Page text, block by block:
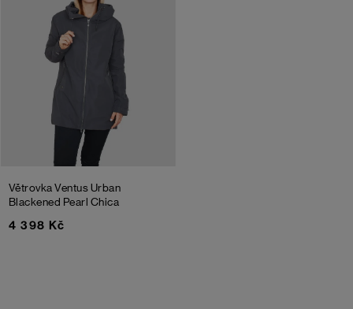
Větrovka Ventus Urban
Blackened Pearl Chica
4 398 Kč